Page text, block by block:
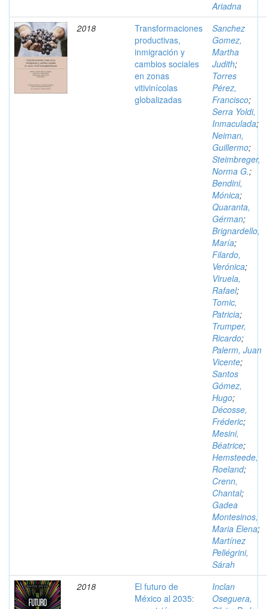
Ariadna
2018
Transformaciones
productivas,
inmigración y
cambios sociales
en zonas
vitivinícolas
globalizadas
Sanchez
Gomez,
Martha
Judith;
Torres
Pérez,
Francisco;
Serra Yoldi,
Inmaculada;
Neiman,
Guillermo;
Steimbreger,
Norma G.;
Bendini,
Mónica;
Quaranta,
Gérman;
Brignardello,
María;
Filardo,
Verónica;
Viruela,
Rafael;
Tomic,
Patricia;
Trumper,
Ricardo;
Palerm, Juan
Vicente;
Santos
Gómez,
Hugo;
Décosse,
Fréderic;
Mesini,
Béatrice;
Hemsteede,
Roeland;
Crenn,
Chantal;
Gadea
Montesinos,
Maria Elena;
Martínez
Pellégrini,
Sárah
2018
El futuro de
México al 2035:
Inclan
Oseguera,